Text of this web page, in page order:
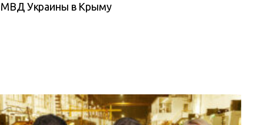
МВД Украины в Крыму